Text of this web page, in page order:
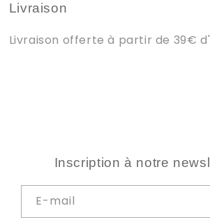
Livraison
Livraison offerte à partir de 39€
Inscription à notre
E-mail